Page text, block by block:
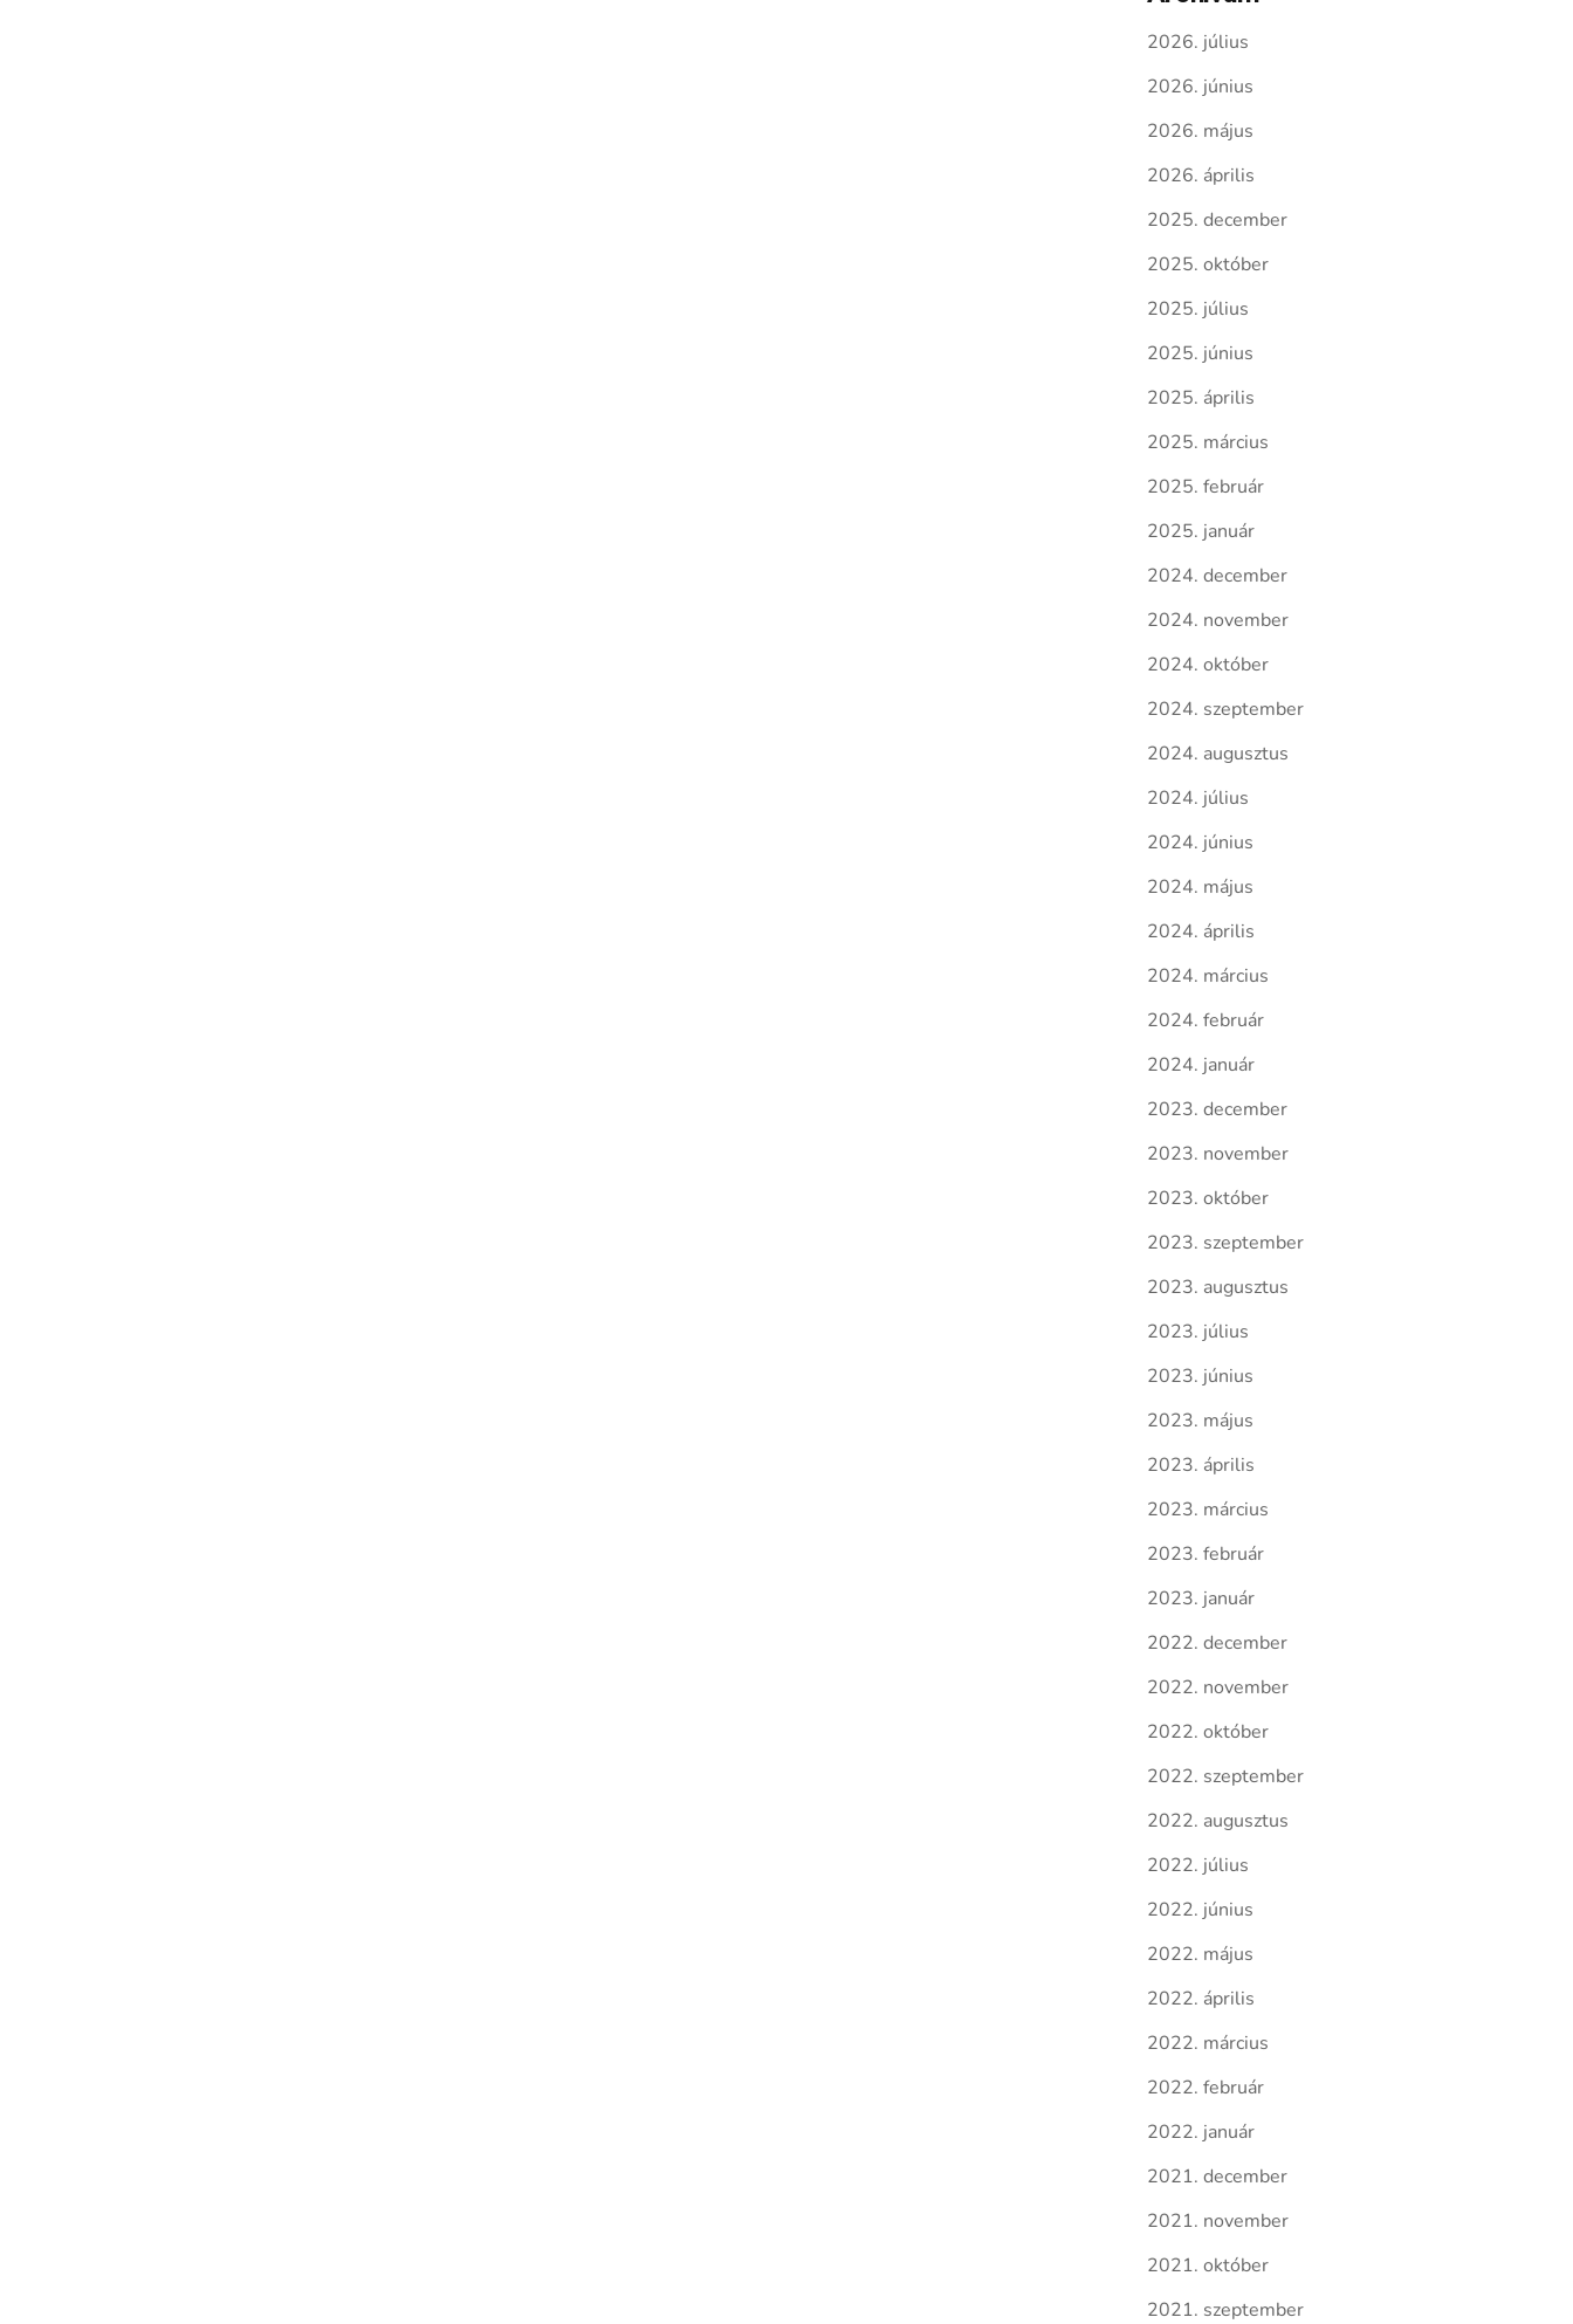
2026. július
2026. június
2026. május
2026. április
2025. december
2025. október
2025. július
2025. június
2025. április
2025. március
2025. február
2025. január
2024. december
2024. november
2024. október
2024. szeptember
2024. augusztus
2024. július
2024. június
2024. május
2024. április
2024. március
2024. február
2024. január
2023. december
2023. november
2023. október
2023. szeptember
2023. augusztus
2023. július
2023. június
2023. május
2023. április
2023. március
2023. február
2023. január
2022. december
2022. november
2022. október
2022. szeptember
2022. augusztus
2022. július
2022. június
2022. május
2022. április
2022. március
2022. február
2022. január
2021. december
2021. november
2021. október
2021. szeptember